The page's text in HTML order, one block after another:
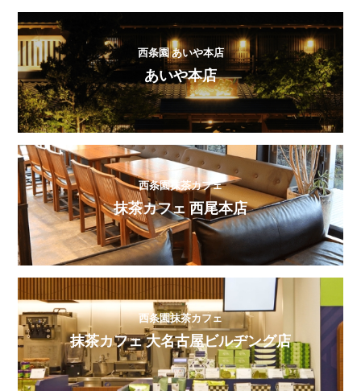
西条園 あいや本店
あいや本店
西条園抹茶カフェ
抹茶カフェ 西尾本店
西条園抹茶カフェ
抹茶カフェ 大名古屋ビルヂング店